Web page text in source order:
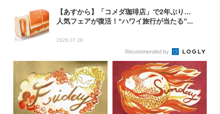
【あすから】「コメダ珈琲店」で2年ぶり…
人気フェアが復活！“ハワイ旅行が当たる”...
2026.07.28
Recommended by